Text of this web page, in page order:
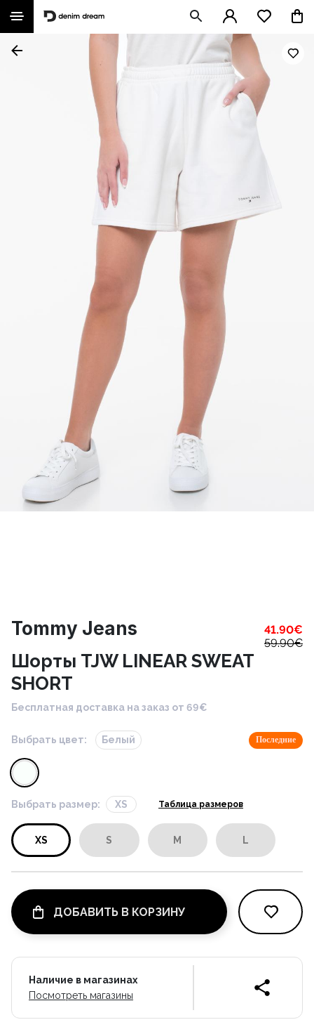
Tommy Jeans 41.90€
59.90€
Шорты TJW LINEAR SWEAT
SHORT
Бесплатная доставка на заказ от 69€
Выбрать цвет: Белый Последние
Выбрать размер: XS Таблица размеров
XS S M L
ДОБАВИТЬ В КОРЗИНУ
Наличие в магазинах
Посмотреть магазины